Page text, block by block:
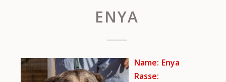
ENYA
Name: Enya
Rasse: